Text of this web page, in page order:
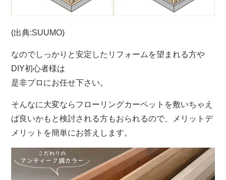
(出典:SUUMO)
なのでしっかりと安定したリフォームを望まれる方や
DIY初心者様は
是非プロにお任せ下さい。
そんなに大変ならフローリングカーペットを敷いちゃえ
ば良いかもと検討される方もおられるので、メリットデ
メリットを簡単にお答えします。